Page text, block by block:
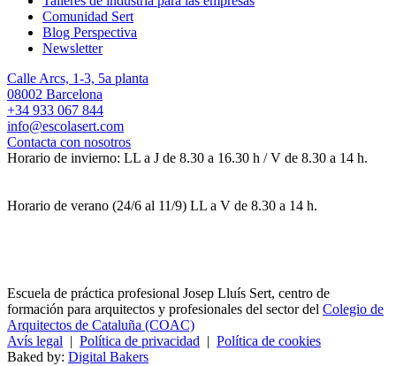
Comunidad Sert
Blog Perspectiva
Newsletter
Calle Arcs, 1-3, 5a planta
08002 Barcelona
+34 933 067 844
info@escolasert.com
Contacta con nosotros
Horario de invierno: LL a J de 8.30 a 16.30 h / V de 8.30 a 14 h.
Horario de verano (24/6 al 11/9) LL a V de 8.30 a 14 h.
Escuela de práctica profesional Josep Lluís Sert, centro de
formación para arquitectos y profesionales del sector del Colegio de
Arquitectos de Cataluña (COAC)
Avís legal | Política de privacidad | Política de cookies
Baked by: Digital Bakers